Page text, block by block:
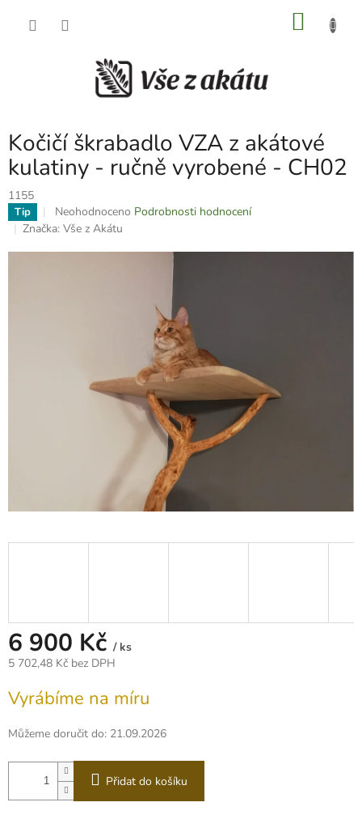
Kočičí škrabadlo VZA z akátové
kulatiny - ručně vyrobené - CH02
1155
Tip
Průměrné
hodnocení
Neohodnoceno Podrobnosti hodnocení
Značka: Vše z Akátu
6 900 Kč / ks
5 702,48 Kč bez DPH
cena:
Vyrábíme na míru
Můžeme doručit do: 21.09.2026
Přidat do košíku